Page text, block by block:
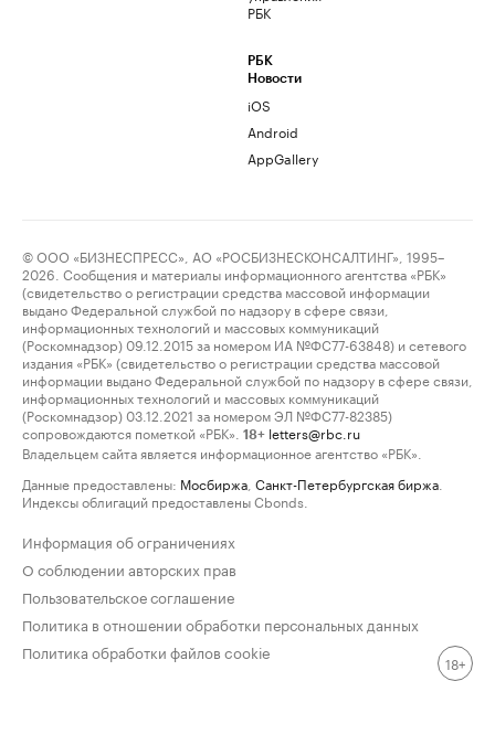
РБК
РБК
Новости
iOS
Android
AppGallery
© ООО «БИЗНЕСПРЕСС», АО «РОСБИЗНЕСКОНСАЛТИНГ», 1995–
2026. Сообщения и материалы информационного агентства «РБК»
(свидетельство о регистрации средства массовой информации
выдано Федеральной службой по надзору в сфере связи,
информационных технологий и массовых коммуникаций
(Роскомнадзор) 09.12.2015 за номером ИА №ФС77-63848) и сетевого
издания «РБК» (свидетельство о регистрации средства массовой
информации выдано Федеральной службой по надзору в сфере связи,
информационных технологий и массовых коммуникаций
(Роскомнадзор) 03.12.2021 за номером ЭЛ №ФС77-82385)
сопровождаются пометкой «РБК».
18+ letters@rbc.ru
Владельцем сайта является информационное агентство «РБК».
Данные предоставлены: Мосбиржа Санкт-Петербургская биржа
Индексы облигаций предоставлены Cbonds.
Информация об ограничениях
О соблюдении авторских прав
Пользовательское соглашение
Политика в отношении обработки персональных данных
Политика обработки файлов cookie
18+